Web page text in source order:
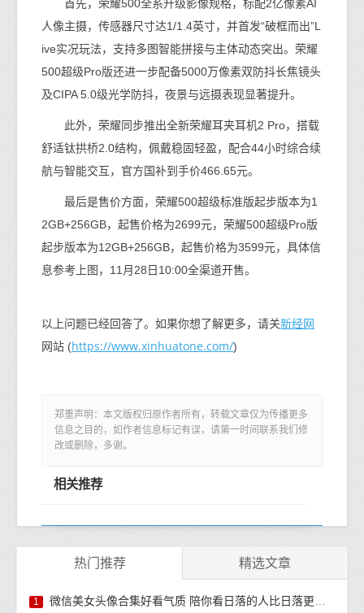
首先，荣耀500全系升级影像规格，标配2亿像素AI
人像主摄，传感器尺寸达1/1.4英寸，并首发“破框而出”L
ive实况玩法，支持多图智能拼接与主体动态突出。荣耀
500超级Pro版还进一步配备5000万像素双防抖长焦镜头
及CIPA 5.0级光学防抖，夜景与远摄表现显著提升。
此外，荣耀同步推出全新荣耀耳夹耳机2 Pro，搭载
舒适钛拱桥2.0结构，佩戴稳固轻盈，配合44小时综合续
航与智能交互，官方国补到手价466.65元。
最后是售价方面，荣耀500超级标准版起步版本为1
2GB+256GB，起售价格为2699元，荣耀500超级Pro版
起步版本为12GB+256GB，起售价格为3599元，具体信
息参考上图，11月28日10:00全渠道开售。
以上问题已经回答了。如果你想了解更多，请关新经网
网站 (https://www.xinhuatone.com/)
郑重声明：本文版权归原作者所有，转载文章仅为传播更多
信息之目的，如作者信息标记有误，请第一时间联系我们修
改或删除，多谢。
相关推荐
热门推荐 精选文章
1 微信美女头像合集好看气质 陪你看日落的人比日落更浪漫